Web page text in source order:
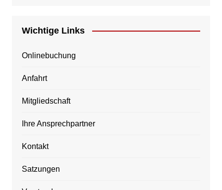
Wichtige Links
Onlinebuchung
Anfahrt
Mitgliedschaft
Ihre Ansprechpartner
Kontakt
Satzungen